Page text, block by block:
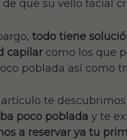
de que su vello facial
todo tiene
capilarcomo los que
poblada así como
artículo te
poco poblada y te
a reservar ya tu